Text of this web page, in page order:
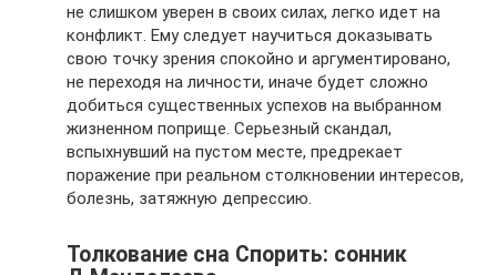
не слишком уверен в своих силах, легко идет на
конфликт. Ему следует научиться доказывать
свою точку зрения спокойно и аргументировано,
не переходя на личности, иначе будет сложно
добиться существенных успехов на выбранном
жизненном поприще. Серьезный скандал,
вспыхнувший на пустом месте, предрекает
поражение при реальном столкновении интересов,
болезнь, затяжную депрессию.
Толкование сна Спорить: сонник